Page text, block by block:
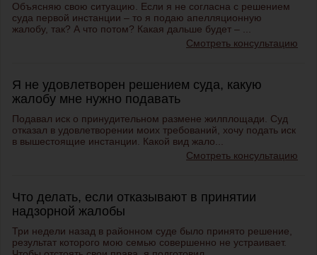
Объясняю свою ситуацию. Если я не согласна с решением
суда первой инстанции – то я подаю апелляционную
жалобу, так? А что потом? Какая дальше будет – ...
Смотреть консультацию
Я не удовлетворен решением суда, какую
жалобу мне нужно подавать
Подавал иск о принудительном размене жилплощади. Суд
отказал в удовлетворении моих требований, хочу подать иск
в вышестоящие инстанции. Какой вид жало...
Смотреть консультацию
Что делать, если отказывают в принятии
надзорной жалобы
Три недели назад в районном суде было принято решение,
результат которого мою семью совершенно не устраивает.